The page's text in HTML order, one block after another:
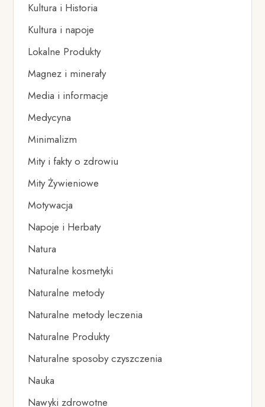
Kultura i Historia
Kultura i napoje
Lokalne Produkty
Magnez i minerały
Media i informacje
Medycyna
Minimalizm
Mity i fakty o zdrowiu
Mity Żywieniowe
Motywacja
Napoje i Herbaty
Natura
Naturalne kosmetyki
Naturalne metody
Naturalne metody leczenia
Naturalne Produkty
Naturalne sposoby czyszczenia
Nauka
Nawyki zdrowotne